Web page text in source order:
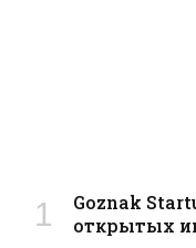
Goznak
открытых